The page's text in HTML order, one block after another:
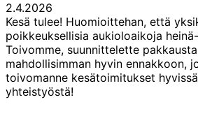
2.4.2026
Kesä tulee! Huomioittehan, että
poikkeuksellisia aukioloaikoja
Toivomme, suunnittelette
mahdollisimman hyvin ennakkoon,
toivomanne kesätoimitukset
yhteistyöstä!